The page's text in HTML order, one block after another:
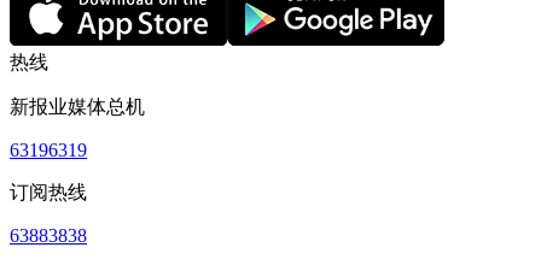
热线
新报业媒体总机
63196319
订阅热线
63883838